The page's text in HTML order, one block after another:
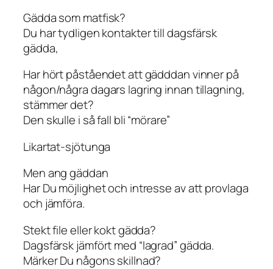
Gädda som matfisk?
Du har tydligen kontakter till dagsfärsk
gädda,
Har hört påståendet att gädddan vinner på
någon/några dagars lagring innan tillagning,
stämmer det?
Den skulle i så fall bli “mörare”
Likartat-sjötunga
Men ang gäddan
Har Du möjlighet och intresse av att provlaga
och jämföra.
Stekt file eller kokt gädda?
Dagsfärsk jämfört med “lagrad” gädda.
Märker Du någons skillnad?